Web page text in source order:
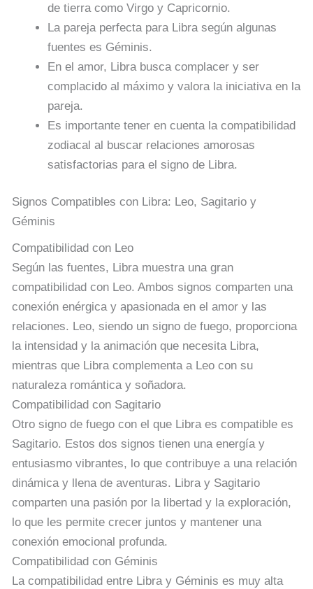
de tierra como Virgo y Capricornio.
La pareja perfecta para Libra según algunas
fuentes es Géminis.
En el amor, Libra busca complacer y ser
complacido al máximo y valora la iniciativa en la
pareja.
Es importante tener en cuenta la compatibilidad
zodiacal al buscar relaciones amorosas
satisfactorias para el signo de Libra.
Signos Compatibles con Libra: Leo, Sagitario y
Géminis
Compatibilidad con Leo
Según las fuentes, Libra muestra una gran
compatibilidad con Leo. Ambos signos comparten una
conexión enérgica y apasionada en el amor y las
relaciones. Leo, siendo un signo de fuego, proporciona
la intensidad y la animación que necesita Libra,
mientras que Libra complementa a Leo con su
naturaleza romántica y soñadora.
Compatibilidad con Sagitario
Otro signo de fuego con el que Libra es compatible es
Sagitario. Estos dos signos tienen una energía y
entusiasmo vibrantes, lo que contribuye a una relación
dinámica y llena de aventuras. Libra y Sagitario
comparten una pasión por la libertad y la exploración,
lo que les permite crecer juntos y mantener una
conexión emocional profunda.
Compatibilidad con Géminis
La compatibilidad entre Libra y Géminis es muy alta